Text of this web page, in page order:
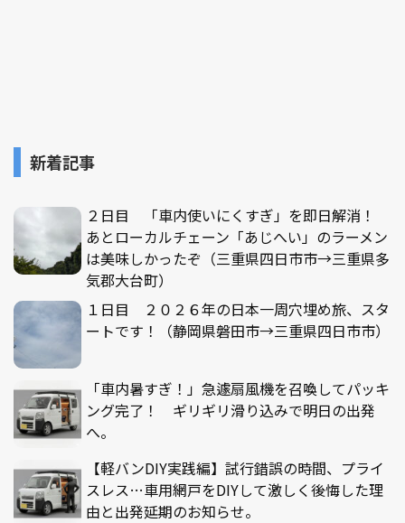
新着記事
２日目 「車内使いにくすぎ」を即日解消！
あとローカルチェーン「あじへい」のラーメン
は美味しかったぞ（三重県四日市市→三重県多
気郡大台町）
１日目 ２０２６年の日本一周穴埋め旅、スタ
ートです！（静岡県磐田市→三重県四日市市）
「車内暑すぎ！」急遽扇風機を召喚してパッキ
ング完了！ ギリギリ滑り込みで明日の出発
へ。
【軽バンDIY実践編】試行錯誤の時間、プライ
スレス…車用網戸をDIYして激しく後悔した理
由と出発延期のお知らせ。